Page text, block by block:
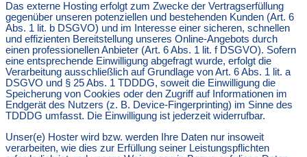
Das externe Hosting erfolgt zum Zwecke der Vertragserfüllung
gegenüber unseren potenziellen und bestehenden Kunden (Art. 6
Abs. 1 lit. b DSGVO) und im Interesse einer sicheren, schnellen
und effizienten Bereitstellung unseres Online-Angebots durch
einen professionellen Anbieter (Art. 6 Abs. 1 lit. f DSGVO). Sofern
eine entsprechende Einwilligung abgefragt wurde, erfolgt die
Verarbeitung ausschließlich auf Grundlage von Art. 6 Abs. 1 lit. a
DSGVO und § 25 Abs. 1 TDDDG, soweit die Einwilligung die
Speicherung von Cookies oder den Zugriff auf Informationen im
Endgerät des Nutzers (z. B. Device-Fingerprinting) im Sinne des
TDDDG umfasst. Die Einwilligung ist jederzeit widerrufbar.
Unser(e) Hoster wird bzw. werden Ihre Daten nur insoweit
verarbeiten, wie dies zur Erfüllung seiner Leistungspflichten